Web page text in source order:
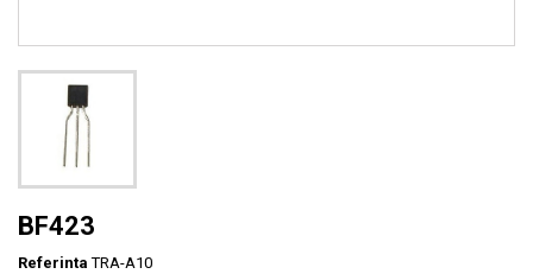
BF423
Referinta TRA-A10